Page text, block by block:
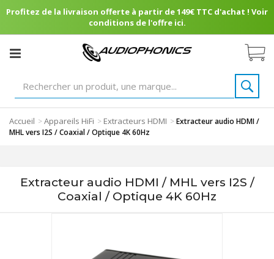
Profitez de la livraison offerte à partir de 149€ TTC d'achat ! Voir
conditions de l'offre ici.
Accueil >Appareils HiFi > Extracteurs HDMI >Extracteur audio HDMI /
MHL vers I2S / Coaxial / Optique 4K 60Hz
Extracteur audio HDMI / MHL vers I2S /
Coaxial / Optique 4K 60Hz